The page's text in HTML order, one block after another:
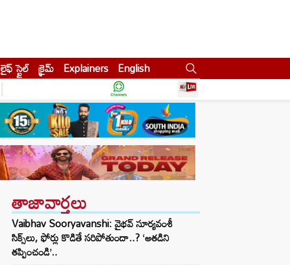
లైఫ్ స్టైల్ క్రైమ్ Explainers English
తాజావార్తలు
Vaibhav Sooryavanshi: వైభవ్ సూర్యవంశీ
సిక్స్‌లు, ఫోర్లు కొడితే సరిపోతుందా..? ‘అతడిని
తప్పించండి’..